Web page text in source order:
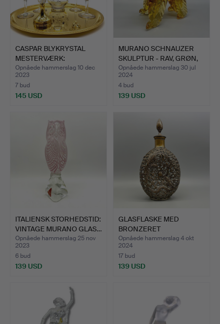
CASPAR BLYKRYSTAL
MESTERVÆRK:
HÅNDMALET 7-…
Opnåede hammerslag 10 dec
2023
7 bud
145 USD
MURANO SCHNAUZER
SKULPTUR - RAV, GRØN,
RØD…
Opnåede hammerslag 30 jul
2024
4 bud
139 USD
ITALIENSK STORHEDSTID:
VINTAGE MURANO GLAS…
Opnåede hammerslag 25 nov
2023
6 bud
139 USD
GLASFLASKE MED
BRONZERET
METALBELÆGNING - …
Opnåede hammerslag 4 okt
2024
17 bud
139 USD